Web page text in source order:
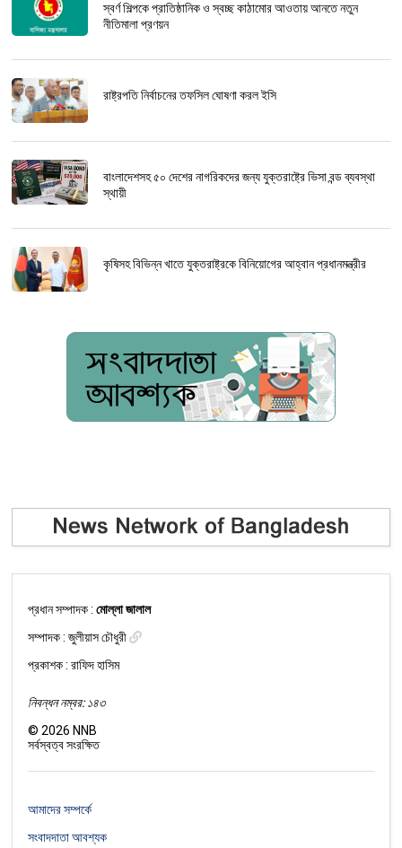
স্বর্ণ শিল্পকে প্রাতিষ্ঠানিক ও স্বচ্ছ কাঠামোর আওতায় আনতে নতুন
নীতিমালা প্রণয়ন
রাষ্ট্রপতি নির্বাচনের তফসিল ঘোষণা করল ইসি
বাংলাদেশসহ ৫০ দেশের নাগরিকদের জন্য যুক্তরাষ্ট্রে ভিসা বন্ড ব্যবস্থা
স্থায়ী
কৃষিসহ বিভিন্ন খাতে যুক্তরাষ্ট্রকে বিনিয়োগের আহ্বান প্রধানমন্ত্রীর
প্রধান সম্পাদক :মোল্লা জালাল
সম্পাদক :জুলীয়াস চৌধুরী
প্রকাশক : রাফিদ হাসিম
নিবন্ধন নম্বর: ১৪৩
©2026 NNB
সর্বস্বত্ব সংরক্ষিত
আমাদের সম্পর্কে
সংবাদদাতা আবশ্যক